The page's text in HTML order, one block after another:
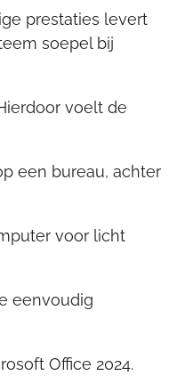
prestaties levert
soepel bij
voelt de
een bureau, achter
voor licht
eenvoudig
Office 2024.